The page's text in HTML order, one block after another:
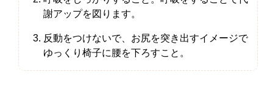
謝アップを図ります。
反動をつけないで、お尻を突き出すイメージで
ゆっくり椅子に腰を下ろすこと。